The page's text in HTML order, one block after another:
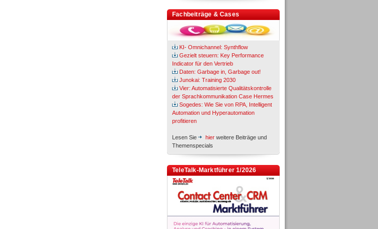
Fachbeiträge & Cases
KI- Omnichannel: Synthflow
Gezielt steuern: Key Performance
Indicator für den Vertrieb
Daten: Garbage in, Garbage out!
Junokai: Training 2030
Vier: Automatisierte Qualitätskontrolle
der Sprachkommunikation Case Hermes
Sogedes: Wie Sie von RPA, Intelligent
Automation und Hyperautomation
profitieren
Lesen Sie hier weitere Beiträge und
Themenspecials
TeleTalk-Marktführer 1/2026